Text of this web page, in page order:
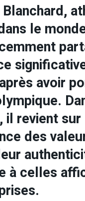
le
avoir
il revient sur
des
à celles